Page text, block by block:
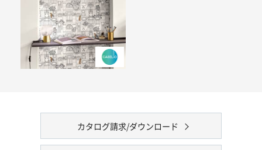
カタログ請求/ダウンロード